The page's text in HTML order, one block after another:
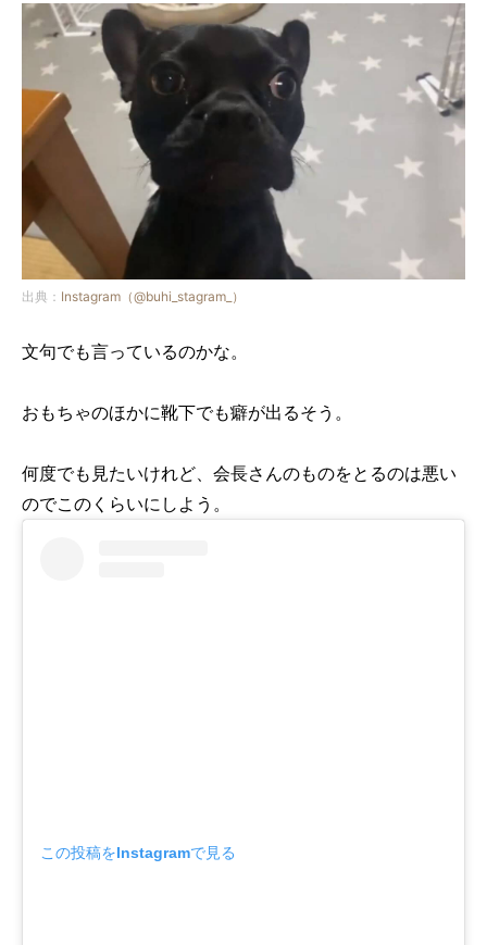
出典： Instagram（@buhi_stagram_）
文句でも言っているのかな。
おもちゃのほかに靴下でも癖が出るそう。
何度でも見たいけれど、会長さんのものをとるのは悪い
のでこのくらいにしよう。
この投稿をInstagramで見る